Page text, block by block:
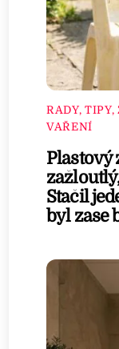
RADY,
VAŘENÍ
Plastový
Stačil
byl zase